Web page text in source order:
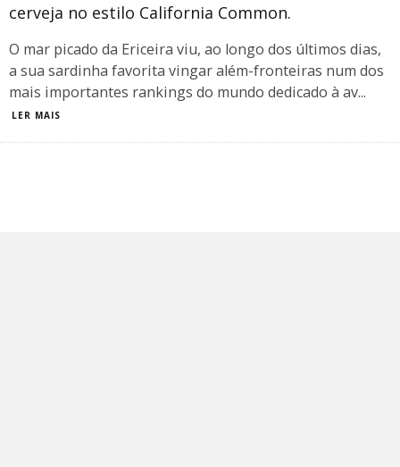
cerveja no estilo California Common.
O mar picado da Ericeira viu, ao longo dos últimos dias,
a sua sardinha favorita vingar além-fronteiras num dos
mais importantes rankings do mundo dedicado à av...
LER MAIS